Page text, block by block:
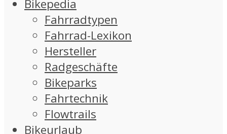
Bikepedia
Fahrradtypen
Fahrrad-Lexikon
Hersteller
Radgeschäfte
Bikeparks
Fahrtechnik
Flowtrails
Bikeurlaub